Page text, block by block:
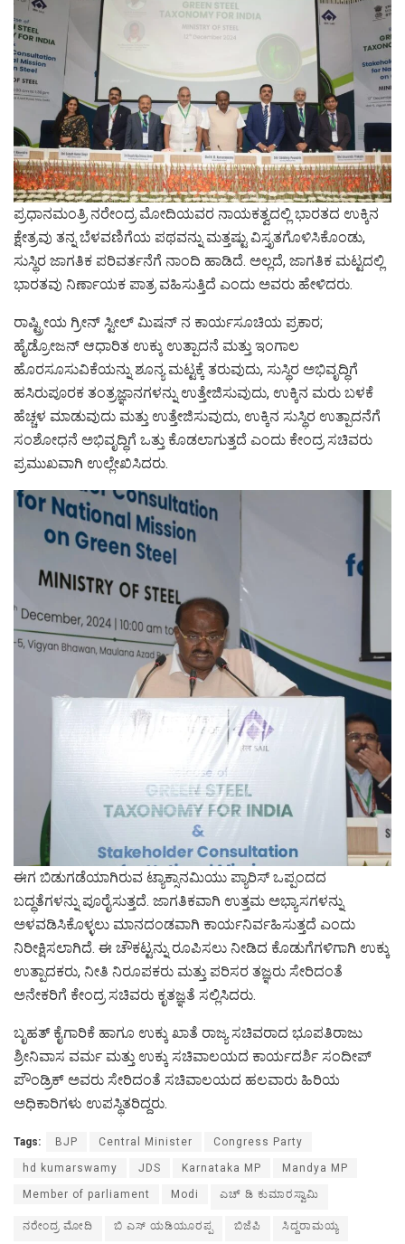
ಪ್ರಧಾನಮಂತ್ರಿ ನರೇಂದ್ರ ಮೋದಿಯವರ ನಾಯಕತ್ವದಲ್ಲಿ ಭಾರತದ ಉಕ್ಕಿನ
ಕ್ಷೇತ್ರವು ತನ್ನ ಬೆಳವಣಿಗೆಯ ಪಥವನ್ನು ಮತ್ತಷ್ಟು ವಿಸ್ತೃತಗೊಳಿಸಿಕೊಂಡು,
ಸುಸ್ಥಿರ ಜಾಗತಿಕ ಪರಿವರ್ತನೆಗೆ ನಾಂದಿ ಹಾಡಿದೆ. ಅಲ್ಲದೆ, ಜಾಗತಿಕ ಮಟ್ಟದಲ್ಲಿ
ಭಾರತವು ನಿರ್ಣಾಯಕ ಪಾತ್ರ ವಹಿಸುತ್ತಿದೆ ಎಂದು ಅವರು ಹೇಳಿದರು.
ರಾಷ್ಟ್ರೀಯ ಗ್ರೀನ್ ಸ್ಟೀಲ್ ಮಿಷನ್ ನ ಕಾರ್ಯಸೂಚಿಯ ಪ್ರಕಾರ;
ಹೈಡ್ರೋಜನ್ ಆಧಾರಿತ ಉಕ್ಕು ಉತ್ಪಾದನೆ ಮತ್ತು ಇಂಗಾಲ
ಹೊರಸೂಸುವಿಕೆಯನ್ನು ಶೂನ್ಯ ಮಟ್ಟಕ್ಕೆ ತರುವುದು, ಸುಸ್ಥಿರ ಅಭಿವೃದ್ಧಿಗೆ
ಹಸಿರುಪೂರಕ ತಂತ್ರಜ್ಞಾನಗಳನ್ನು ಉತ್ತೇಜಿಸುವುದು, ಉಕ್ಕಿನ ಮರು ಬಳಕೆ
ಹೆಚ್ಚಳ ಮಾಡುವುದು ಮತ್ತು ಉತ್ತೇಜಿಸುವುದು, ಉಕ್ಕಿನ ಸುಸ್ಥಿರ ಉತ್ಪಾದನೆಗೆ
ಸಂಶೋಧನೆ ಅಭಿವೃದ್ಧಿಗೆ ಒತ್ತು ಕೊಡಲಾಗುತ್ತದೆ ಎಂದು ಕೇಂದ್ರ ಸಚಿವರು
ಪ್ರಮುಖವಾಗಿ ಉಲ್ಲೇಖಿಸಿದರು.
ಈಗ ಬಿಡುಗಡೆಯಾಗಿರುವ ಟ್ಯಾಕ್ಸಾನಮಿಯು ಪ್ಯಾರಿಸ್ ಒಪ್ಪಂದದ
ಬದ್ಧತೆಗಳನ್ನು ಪೂರೈಸುತ್ತದೆ. ಜಾಗತಿಕವಾಗಿ ಉತ್ತಮ ಅಭ್ಯಾಸಗಳನ್ನು
ಅಳವಡಿಸಿಕೊಳ್ಳಲು ಮಾನದಂಡವಾಗಿ ಕಾರ್ಯನಿರ್ವಹಿಸುತ್ತದೆ ಎಂದು
ನಿರೀಕ್ಷಿಸಲಾಗಿದೆ. ಈ ಚೌಕಟ್ಟನ್ನು ರೂಪಿಸಲು ನೀಡಿದ ಕೊಡುಗೆಗಳಿಗಾಗಿ ಉಕ್ಕು
ಉತ್ಪಾದಕರು, ನೀತಿ ನಿರೂಪಕರು ಮತ್ತು ಪರಿಸರ ತಜ್ಞರು ಸೇರಿದಂತೆ
ಅನೇಕರಿಗೆ ಕೇಂದ್ರ ಸಚಿವರು ಕೃತಜ್ಞತೆ ಸಲ್ಲಿಸಿದರು.
ಬೃಹತ್ ಕೈಗಾರಿಕೆ ಹಾಗೂ ಉಕ್ಕು ಖಾತೆ ರಾಜ್ಯ ಸಚಿವರಾದ ಭೂಪತಿರಾಜು
ಶ್ರೀನಿವಾಸ ವರ್ಮ ಮತ್ತು ಉಕ್ಕು ಸಚಿವಾಲಯದ ಕಾರ್ಯದರ್ಶಿ ಸಂದೀಪ್
ಪೌಂಡ್ರಿಕ್ ಅವರು ಸೇರಿದಂತೆ ಸಚಿವಾಲಯದ ಹಲವಾರು ಹಿರಿಯ
ಅಧಿಕಾರಿಗಳು ಉಪಸ್ಥಿತರಿದ್ದರು.
Tags: BJP Central Minister Congress Party
hd kumarswamy JDS Karnataka MP Mandya MP
Member of parliament Modi ಎಚ್ ಡಿ ಕುಮಾರಸ್ವಾಮಿ
ನರೇಂದ್ರ ಮೋದಿ ಬಿ ಎಸ್ ಯಡಿಯೂರಪ್ಪ ಬಿಜೆಪಿ ಸಿದ್ದರಾಮಯ್ಯ